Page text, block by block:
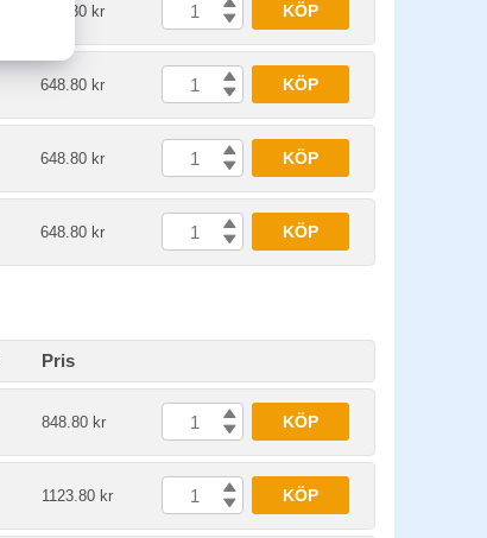
736.30 kr KÖP
648.80 kr KÖP
648.80 kr KÖP
648.80 kr KÖP
Pris
848.80 kr KÖP
1123.80 kr KÖP